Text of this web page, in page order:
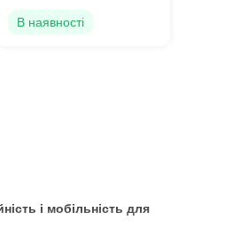
і мобільність для
В наявності